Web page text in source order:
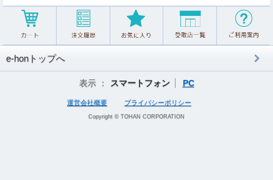
e-honトップへ
表示 ： スマートフォン PC
運営会社概要 プライバシーポリシー
Copyright © TOHAN CORPORATION